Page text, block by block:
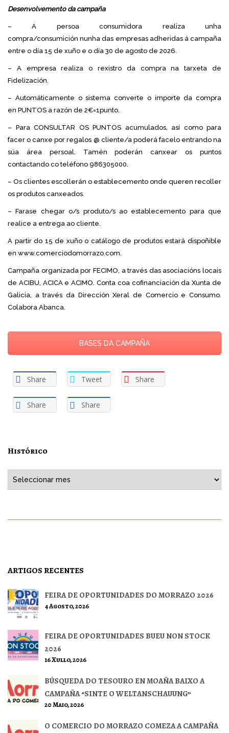
Desenvolvemento da campaña
– A persoa consumidora realiza unha
compra/consumición nunha das empresas adheridas á campaña
entre o día 15 de xuño e o día 30 de agosto de 2026.
– A empresa realiza o rexistro da compra na tarxeta de
Fidelización.
– Automáticamente o sistema converte o importe da compra
en PUNTOS a razón de 2€=1punto.
– Para CONSULTAR OS PUNTOS acumulados, así como para
facer o canxe por regalos @ cliente/a poderá facelo entrando na
súa área persoal. Tamén poderán canxear os puntos
contactando co teléfono 986305000.
– Os clientes escollerán o establecemento onde queren recoller
os produtos canxeados.
– Farase chegar o/s produto/s ao establecemento para que
realice a entrega ao cliente.
A partir do 15 de xuño o catálogo de produtos estará dispoñible
en www.comerciodomorrazo.com.
Campaña organizada por FECIMO, a través das asociacións locais
de ACIBU, ACICA e ACIMO. Conta coa cofinanciación da Xunta de
Galicia, a través da Dirección Xeral de Comercio e Consumo.
Colabora Abanca.
BASES DA CAMPAÑA
Share Tweet Share
Share Share
Histórico
ARTIGOS RECENTES
FEIRA DE OPORTUNIDADES DO MORRAZO 2026
4 Agosto, 2026
FEIRA DE OPORTUNIDADES BUEU NON STOCK
2026
16 Xullo, 2026
BÚSQUEDA DO TESOURO EN MOAÑA BAIXO A
CAMPAÑA “SINTE O WELTANSCHAUUNG”
20 Maio, 2026
O COMERCIO DO MORRAZO COMEZA A CAMPAÑA